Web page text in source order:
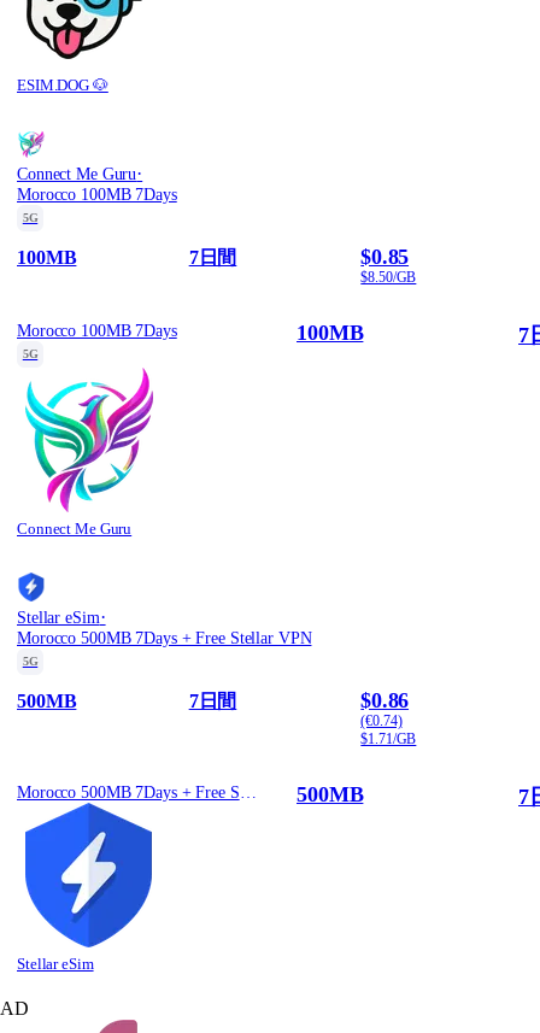
ESIM.DOG 🐶
Connect Me Guru·
Morocco 100MB 7Days
5G
100MB 7日間 $0.85
$8.50/GB
Morocco 100MB 7Days
5G
Connect Me Guru
100MB 7
Stellar eSim·
Morocco 500MB 7Days + Free Stellar VPN
5G
500MB 7日間 $0.86
(€0.74)
$1.71/GB
Stellar eSim
500MB 7
AD